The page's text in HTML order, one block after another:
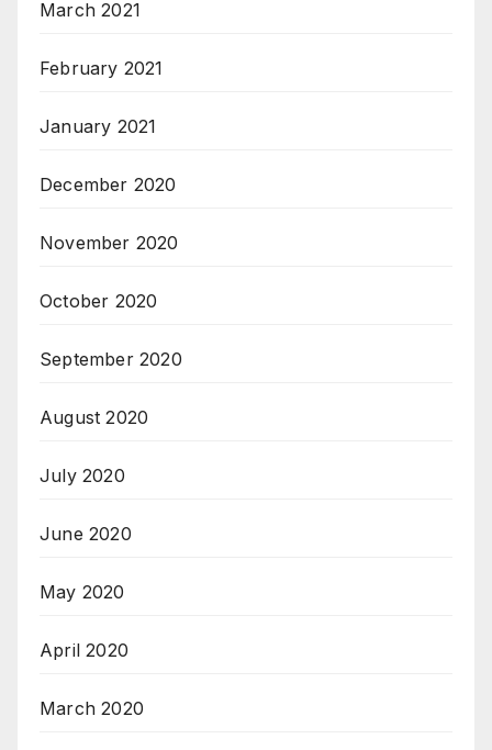
March 2021
February 2021
January 2021
December 2020
November 2020
October 2020
September 2020
August 2020
July 2020
June 2020
May 2020
April 2020
March 2020